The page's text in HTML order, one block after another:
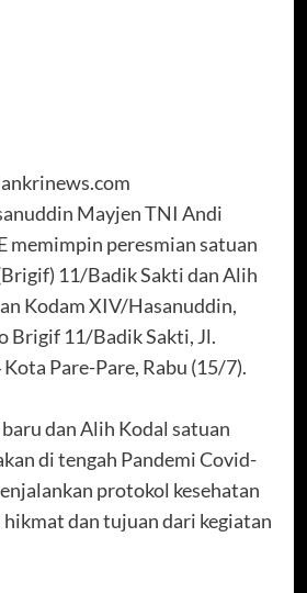
Mayjen TNI Andi
memimpin peresmian satuan
11/Badik Sakti dan Alih
Kodam XIV/Hasanuddin,
Brigif 11/Badik Sakti, Jl.
Pare-Pare, Rabu (15/7).
dan Alih Kodal satuan
di tengah Pandemi Covid-
protokol kesehatan
dan tujuan dari kegiatan